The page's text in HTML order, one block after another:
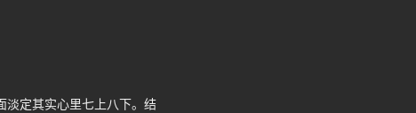
淡定其实心里七上八下。结